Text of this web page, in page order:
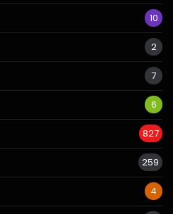
10
2
7
6
827
259
4